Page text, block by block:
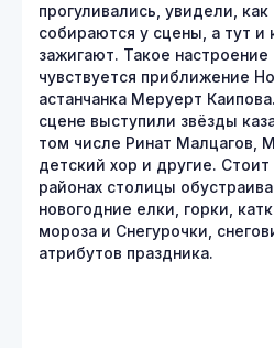
прогуливались, увидели,
собираются у сцены, а тут и
зажигают. Такое настроение
чувствуется приближение
астанчанка Меруерт
сцене выступили звёзды
том числе Ринат Малцагов,
детский хор и другие.
районах столицы
новогодние елки, горки,
мороза и Снегурочки,
атрибутов праздника.